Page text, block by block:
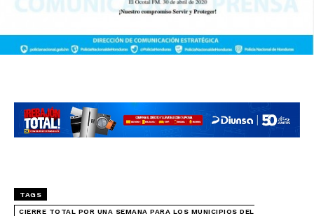
TAGS
CIERRE TOTAL POR UNA SEMANA PARA LOS MUNICIPIOS DEL